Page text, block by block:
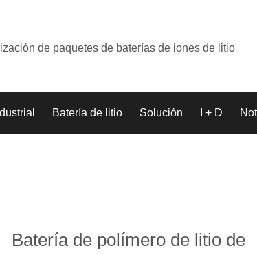
de paquetes de baterías de iones de litio
Batería de litio Solución I + D
Batería de polímero de litio de